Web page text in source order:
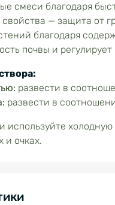
смеси благодаря
— защита от
благодаря
почвы и регулирует
развести в
развести в
используйте
и очках.